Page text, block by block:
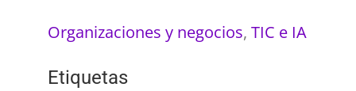
Organizaciones y negocios, TIC e IA
Etiquetas